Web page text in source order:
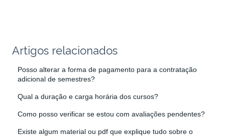
Artigos relacionados
Posso alterar a forma de pagamento para a contratação
adicional de semestres?
Qual a duração e carga horária dos cursos?
Como posso verificar se estou com avaliações pendentes?
Existe algum material ou pdf que explique tudo sobre o